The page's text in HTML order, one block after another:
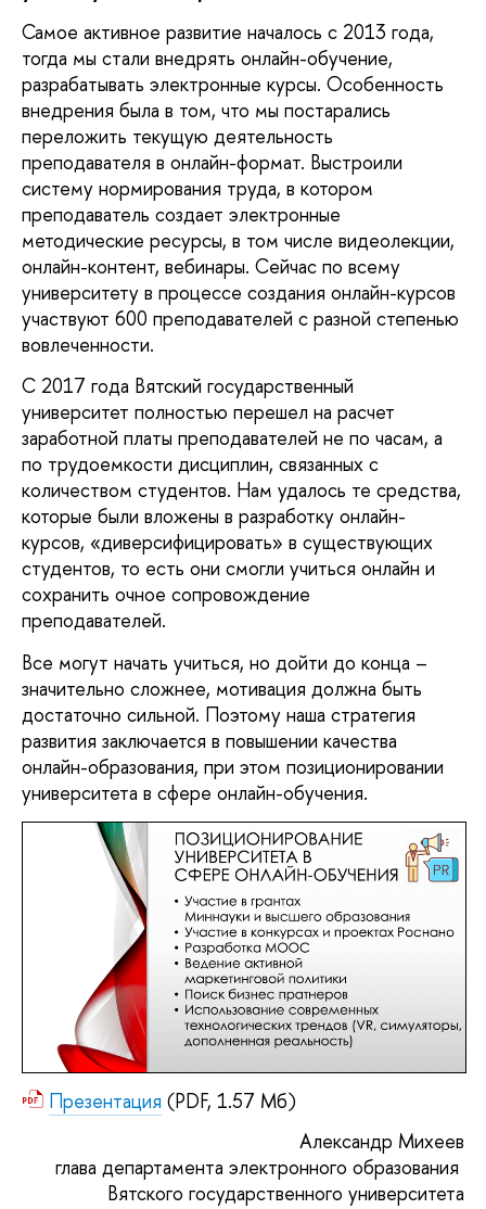
Самое активное развитие началось с 2013 года,
тогда мы стали внедрять онлайн-обучение,
разрабатывать электронные курсы. Особенность
внедрения была в том, что мы постарались
переложить текущую деятельность
преподавателя в онлайн-формат. Выстроили
систему нормирования труда, в котором
преподаватель создает электронные
методические ресурсы, в том числе видеолекции,
онлайн-контент, вебинары. Сейчас по всему
университету в процессе создания онлайн-курсов
участвуют 600 преподавателей с разной степенью
вовлеченности.
С 2017 года Вятский государственный
университет полностью перешел на расчет
заработной платы преподавателей не по часам, а
по трудоемкости дисциплин, связанных с
количеством студентов. Нам удалось те средства,
которые были вложены в разработку онлайн-
курсов, «диверсифицировать» в существующих
студентов, то есть они смогли учиться онлайн и
сохранить очное сопровождение
преподавателей.
Все могут начать учиться, но дойти до конца –
значительно сложнее, мотивация должна быть
достаточно сильной. Поэтому наша стратегия
развития заключается в повышении качества
онлайн-образования, при этом позиционировании
университета в сфере онлайн-обучения.
Презентация (PDF, 1.57 Мб)
Александр Михеев
глава департамента электронного образования
Вятского государственного университета